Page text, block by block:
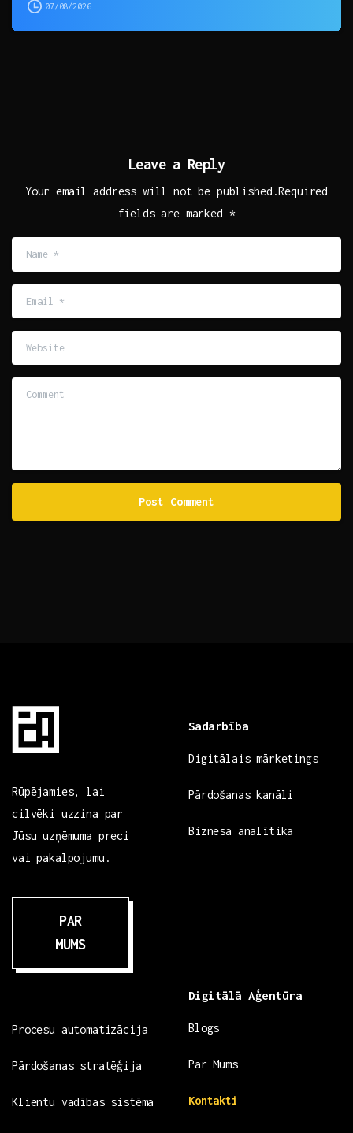
07/08/2026
Leave a Reply
Your email address will not be published.Required
fields are marked *
*
Website
Rūpējamies, lai
cilvēki uzzina par
Jūsu uzņēmuma preci
vai pakalpojumu.
PAR
MUMS
Sadarbība
Digitālais mārketings
Pārdošanas kanāli
Biznesa analītika
Procesu automatizācija
Pārdošanas stratēģija
Klientu vadības sistēma
Digitālā Aģentūra
Blogs
Par Mums
Kontakti